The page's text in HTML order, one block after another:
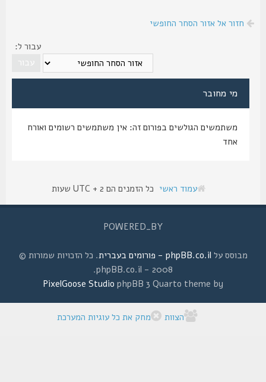
חזור אל אזור הסחר החופשי
עבור ל:
מי מחובר
משתמשים הגולשים בפורום זה: אין משתמשים רשומים ואורח
עמוד ראשי כל הזמנים הם UTC + 2 שעות
POWERED_BY
מבוסס עלphpBB.co.il - פורומים בעברית
. כל הזכויות שמורות ©
2008 - phpBB.co.il.
phpBB 3 Quarto theme by
PixelGoose Studio
הצוות מחק את כל עוגיות המערכת